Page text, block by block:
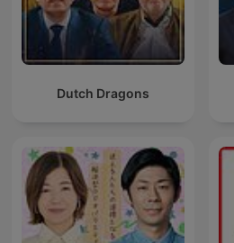
Dutch Dragons